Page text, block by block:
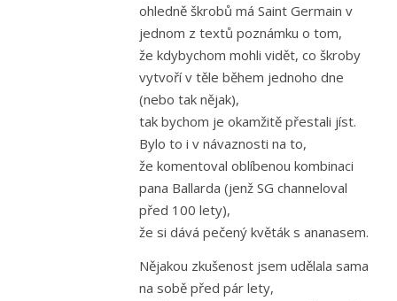
ohledně škrobů má Saint Germain v
jednom z textů poznámku o tom,
že kdybychom mohli vidět, co škroby
vytvoří v těle během jednoho dne
(nebo tak nějak),
tak bychom je okamžitě přestali jíst.
Bylo to i v návaznosti na to,
že komentoval oblíbenou kombinaci
pana Ballarda (jenž SG channeloval
před 100 lety),
že si dává pečený květák s ananasem.
Nějakou zkušenost jsem udělala sama
na sobě před pár lety,